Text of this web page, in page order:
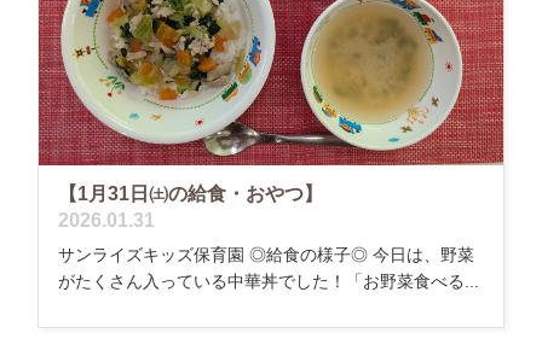
【1月31日㈯の給食・おやつ】
2026.01.31
サンライズキッズ保育園 ◎給食の様子◎ 今日は、野菜
がたくさん入っている中華丼でした！「お野菜食べる...